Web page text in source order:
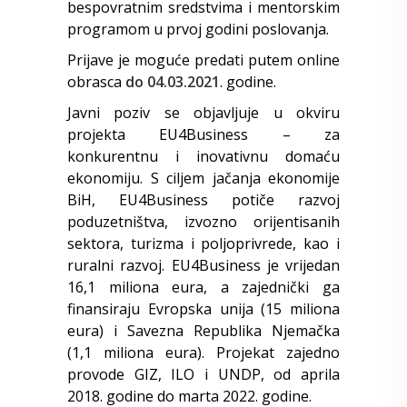
bespovratnim sredstvima i mentorskim
programom u prvoj godini poslovanja.
Prijave je moguće predati putem online
obrasca do 04.03.2021. godine.
Javni poziv se objavljuje u okviru
projekta EU4Business – za
konkurentnu i inovativnu domaću
ekonomiju. S ciljem jačanja ekonomije
BiH, EU4Business potiče razvoj
poduzetništva, izvozno orijentisanih
sektora, turizma i poljoprivrede, kao i
ruralni razvoj. EU4Business je vrijedan
16,1 miliona eura, a zajednički ga
finansiraju Evropska unija (15 miliona
eura) i Savezna Republika Njemačka
(1,1 miliona eura). Projekat zajedno
provode GIZ, ILO i UNDP, od aprila
2018. godine do marta 2022. godine.